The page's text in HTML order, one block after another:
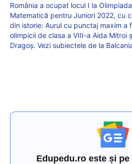
România a ocupat locul I la
Matematică pentru Juniori 2022, cu
din istorie: Aurul cu punctaj maxim a
olimpicii de clasa a VIII-a Aida Mitroi
Dragoș. Vezi subiectele de la
Edupedu.ro este și